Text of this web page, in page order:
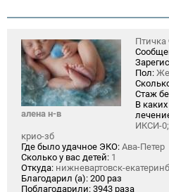
алена н-в
Пол:
Стаж
В
ИКСИ-
крио-зб
Где было удачное ЭКО: Ава-Петер
Сколько у вас детей: 1
Откуда: нижневартовск-
Благодарил (а): 200 раз
Поблагодарили: 3943 раза